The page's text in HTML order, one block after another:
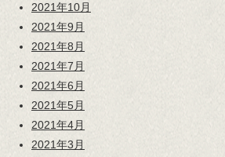
2021年10月
2021年9月
2021年8月
2021年7月
2021年6月
2021年5月
2021年4月
2021年3月